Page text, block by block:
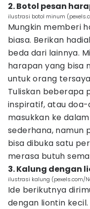
2. Botol pesan
ilustrasi botol minum
Mungkin memberi
biasa. Berikan
beda dari lainnya.
harapan yang bisa
untuk orang
Tuliskan beberapa
inspiratif, atau doa-
masukkan ke
sederhana, namun
bisa dibuka satu
merasa butuh
3. Kalung dengan
ilustrasi kalung (pexels.com/
Ide berikutnya
dengan liontin